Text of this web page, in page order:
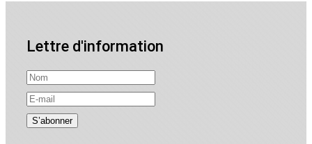
Lettre d'information